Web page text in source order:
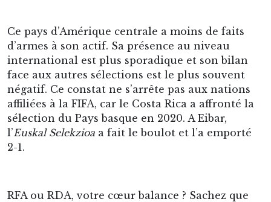
Ce pays d’Amérique centrale a moins de faits
d’armes à son actif. Sa présence au niveau
international est plus sporadique et son bilan
face aux autres sélections est le plus souvent
négatif. Ce constat ne s’arrête pas aux nations
affiliées à la FIFA, car le Costa Rica a affronté la
sélection du Pays basque en 2020. A Eibar,
l’Euskal Selekzioa a fait le boulot et l’a emporté
2-1.
RFA ou RDA, votre cœur balance ? Sachez que